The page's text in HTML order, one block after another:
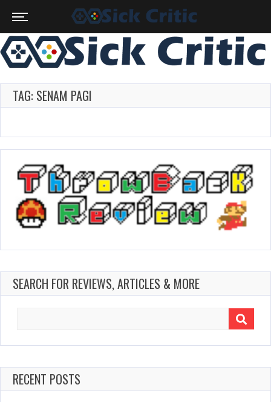
TAG: SENAM PAGI
SEARCH FOR REVIEWS, ARTICLES & MORE
RECENT POSTS